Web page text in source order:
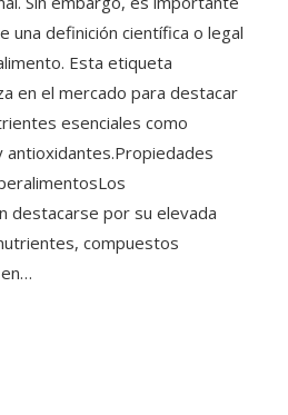
una definición científica o legal
Esta etiqueta
en el mercado para destacar
esenciales como
antioxidantes.Propiedades
destacarse por su elevada
compuestos